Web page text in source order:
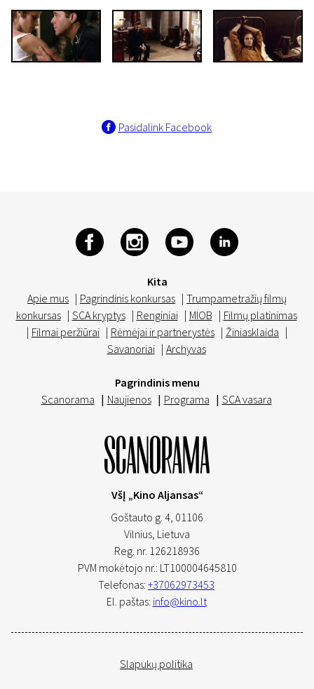
Pasidalink Facebook
Kita
Apie mus | Pagrindinis konkursas | Trumpametražių filmų
konkursas | SCA kryptys | Renginiai | MIOB | Filmų platinimas
| Filmai peržiūrai | Rėmėjai ir partnerystės | Žiniasklaida |
Savanoriai | Archyvas
Pagrindinis menu
Scanorama | Naujienos | Programa | SCA vasara
VšĮ „Kino Aljansas“
Goštauto g. 4, 01106
Vilnius, Lietuva
Reg. nr. 126218936
PVM mokėtojo nr.: LT100004645810
Telefonas: +37062973453
El. paštas: info@kino.lt
Slapukų politika